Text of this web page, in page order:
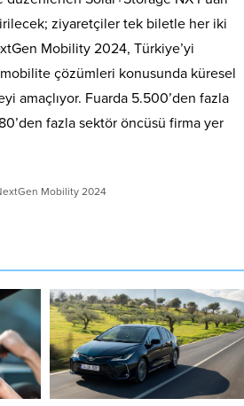
ziyaretçiler tek biletle her iki
Mobility 2024, Türkiye’yi
çözümleri konusunda küresel
amaçlıyor. Fuarda 5.500’den fazla
fazla sektör öncüsü firma yer
Mobility 2024